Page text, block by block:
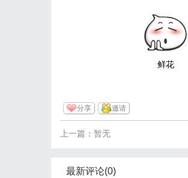
鲜花
分享 邀请
上一篇：暂无
最新评论(0)